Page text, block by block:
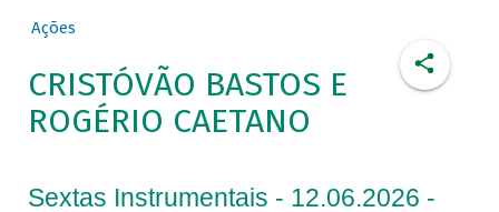
Ações
CRISTÓVÃO BASTOS E
ROGÉRIO CAETANO
Sextas Instrumentais - 12.06.2026 -